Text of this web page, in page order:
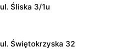
Śliska 3/1u
Świętokrzyska 32